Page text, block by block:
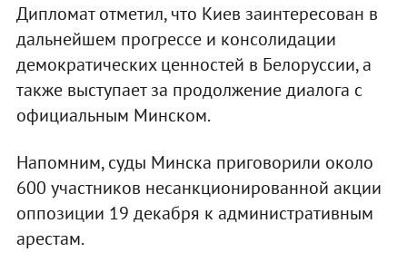
Дипломат отметил, что Киев заинтересован в
дальнейшем прогрессе и консолидации
демократических ценностей в Белоруссии, а
также выступает за продолжение диалога с
официальным Минском.
Напомним, суды Минска приговорили около
600 участников несанкционированной акции
оппозиции 19 декабря к административным
арестам.